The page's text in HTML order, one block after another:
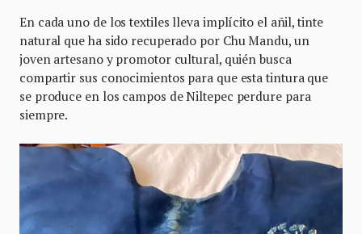
En cada uno de los textiles lleva implícito el añil, tinte
natural que ha sido recuperado por Chu Mandu, un
joven artesano y promotor cultural, quién busca
compartir sus conocimientos para que esta tintura que
se produce en los campos de Niltepec perdure para
siempre.